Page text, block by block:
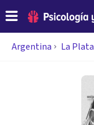
Argentina La Plata